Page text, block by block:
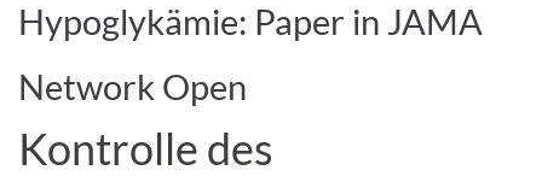
Hypoglykämie: Paper in JAMA
Network Open
Kontrolle des